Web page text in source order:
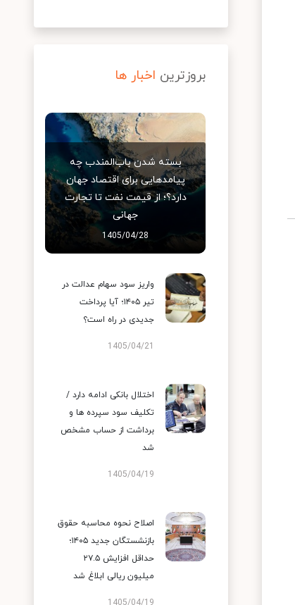
بروزترین اخبار ها
بسته شدن باب‌المندب چه
پیامدهایی برای اقتصاد جهان
دارد؟؛ از قیمت نفت تا تجارت
جهانی
1405/04/28
واریز سود سهام عدالت در
تیر ۱۴۰۵؛ آیا پرداخت
جدیدی در راه است؟
1405/04/21
اختلال بانکی ادامه دارد /
تکلیف سود سپرده ها و
برداشت از حساب مشخص
شد
1405/04/19
اصلاح نحوه محاسبه حقوق
بازنشستگان جدید ۱۴۰۵؛
حداقل افزایش ۲۷.۵
میلیون ریالی ابلاغ شد